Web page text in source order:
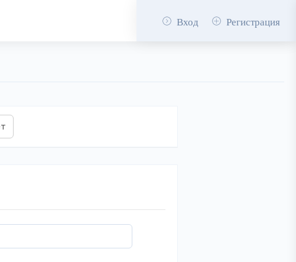
Вход Регистрация